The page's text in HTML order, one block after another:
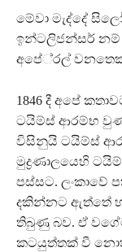
මේවා මැද්දේ
ඉන්ටලිජන්සර් නම්
අපේ‍්‍රල් වනතෙක්
1846 දී අපේ
ටයිම්ස් ආරම්භ
විසිනුයි ටයිම්ස්
මුද්‍රණාලයෙහි
පස්සට. ලංකාවේ
දකින්නට ඇත්තේ
තිබුණු බව. ඒ
කටයුත්තක් වී